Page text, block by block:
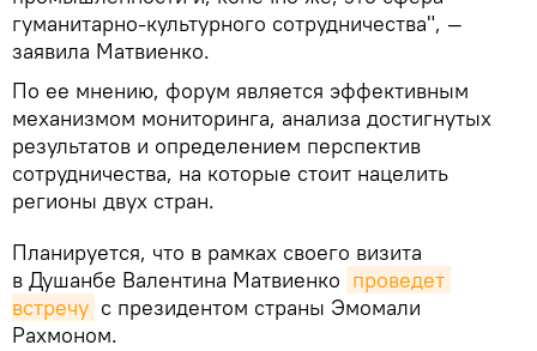
гуманитарно-культурного сотрудничества", —
заявила Матвиенко.
По ее мнению, форум является эффективным
механизмом мониторинга, анализа достигнутых
результатов и определением перспектив
сотрудничества, на которые стоит нацелить
регионы двух стран.
Планируется, что в рамках своего визита
в Душанбе Валентина Матвиенко проведет
встречу с президентом страны Эмомали
Рахмоном.